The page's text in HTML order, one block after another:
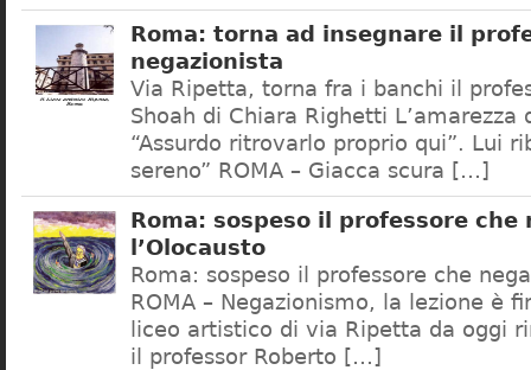
Roma: torna ad insegnare il
negazionista
Via Ripetta, torna fra i banchi il
Shoah di Chiara Righetti L’amarezza
“Assurdo ritrovarlo proprio qui”. Lui
sereno” ROMA – Giacca scura […]
Roma: sospeso il professore che
l’Olocausto
Roma: sospeso il professore che
ROMA – Negazionismo, la lezione è
liceo artistico di via Ripetta da oggi
il professor Roberto […]